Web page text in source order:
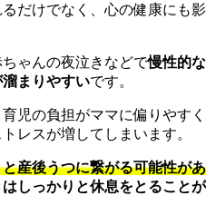
だけでなく、心の健康にも影
ゃんの夜泣きなどで慢性的な
まりやすいです。
児の負担がママに偏りやすく
レスが増してしまいます。
産後うつに繋がる可能性があ
しっかりと休息をとることが